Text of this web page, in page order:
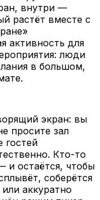
внутри —
растёт вместе с
активность для
люди
в большом,
экран: вы
просите зал
гостей
Кто-то
и остаётся, чтобы
соберётся
аккуратно